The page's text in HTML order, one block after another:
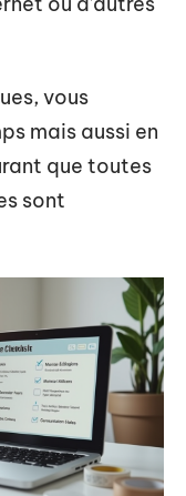
vous
mais aussi en
que toutes
sont